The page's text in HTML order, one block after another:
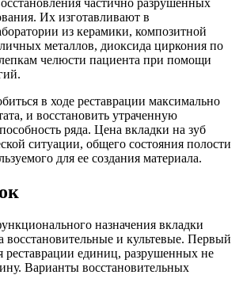
Их изготавливают в
из керамики, композитной
металлов, диоксида циркония по
челюсти пациента при помощи
в ходе реставрации максимально
и восстановить утраченную
ряда. Цена вкладки на зуб
ситуации, общего состояния полости
для ее создания материала.
назначения вкладки
и культевые. Первый
реставрации единиц, разрушенных не
Варианты восстановительных